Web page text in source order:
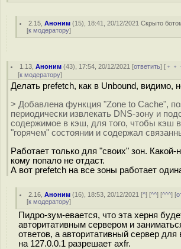
2.15 ,Аноним (15), 18:41, 20/12/2021Скрыто
[к модератору]
1.13 ,Аноним (43), 17:54, 20/12/2021 [ответить] [
[к модератору]
Делать prefetch, как в Unbound, видимо,
> Добавлена функция "Zone to Cache",
периодически извлекать DNS-зону и
содержимое в кэш, для того, чтобы кэш
"горячем" состоянии и содержал
Работает только для "своих" зон. Какой-
кому попало не отдаст.
А вот prefetch на все зоны работает
2.16 ,Аноним (16), 18:53, 20/12/2021 [^] [^^] [^^^] [
[к модератору]
Пидро-зум-евается, что эта херня
авторитативным сервером и
ответов, а авторитативный сервер для
на 127.0.0.1 разрешает axfr.